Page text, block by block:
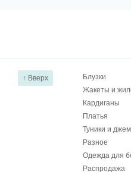
↑ Вверх Блузки
Жакеты и
Кардиганы
Платья
Туники и
Разное
Одежда для
Распродажа